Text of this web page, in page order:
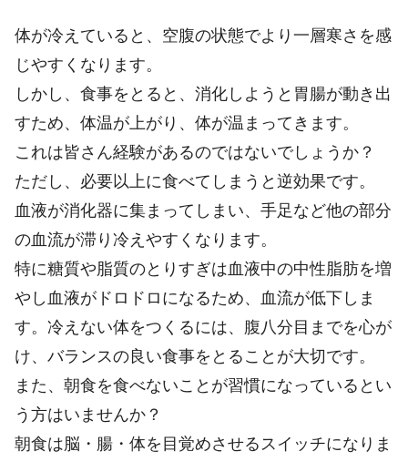
体が冷えていると、空腹の状態でより一層寒さを感
じやすくなります。
しかし、食事をとると、消化しようと胃腸が動き出
すため、体温が上がり、体が温まってきます。
これは皆さん経験があるのではないでしょうか？
ただし、必要以上に食べてしまうと逆効果です。
血液が消化器に集まってしまい、手足など他の部分
の血流が滞り冷えやすくなります。
特に糖質や脂質のとりすぎは血液中の中性脂肪を増
やし血液がドロドロになるため、血流が低下しま
す。冷えない体をつくるには、腹八分目までを心が
け、バランスの良い食事をとることが大切です。
また、朝食を食べないことが習慣になっているとい
う方はいませんか？
朝食は脳・腸・体を目覚めさせるスイッチになりま